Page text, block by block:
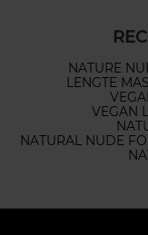
NATURE
LENGTE
VEGAN
NATURAL NUDE